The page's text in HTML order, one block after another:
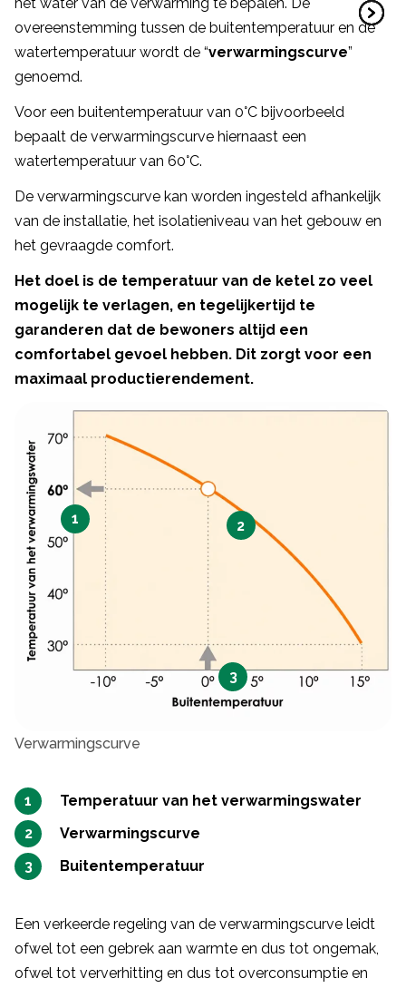
overeenstemming tussen de buitentemperatuur en de
watertemperatuur wordt de “verwarmingscurve”
genoemd.
Voor een buitentemperatuur van 0°C bijvoorbeeld
bepaalt de verwarmingscurve hiernaast een
watertemperatuur van 60°C.
De verwarmingscurve kan worden ingesteld afhankelijk
van de installatie, het isolatieniveau van het gebouw en
het gevraagde comfort.
Het doel is de temperatuur van de ketel zo veel
mogelijk te verlagen, en tegelijkertijd te
garanderen dat de bewoners altijd een
comfortabel gevoel hebben. Dit zorgt voor een
maximaal productierendement.
1 2
3
Verwarmingscurve
Temperatuur van het verwarmingswater
Verwarmingscurve
Buitentemperatuur
Een verkeerde regeling van de verwarmingscurve leidt
ofwel tot een gebrek aan warmte en dus tot ongemak,
ofwel tot ververhitting en dus tot overconsumptie en